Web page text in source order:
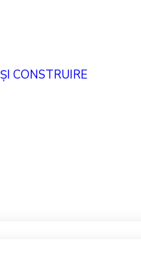
CONSTRUIRE